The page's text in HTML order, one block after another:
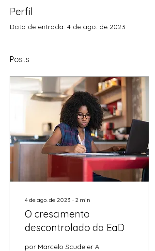
Perfil
Data de entrada: 4 de ago. de 2023
Posts
4 de ago. de 2023 ∙ 2 min
O crescimento
descontrolado da EaD
por Marcelo Scudeler A